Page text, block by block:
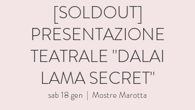
[SOLDOUT]
PRESENTAZIONE
TEATRALE "DALAI
LAMA SECRET"
sab 18 gen
  |
Mostre Marotta